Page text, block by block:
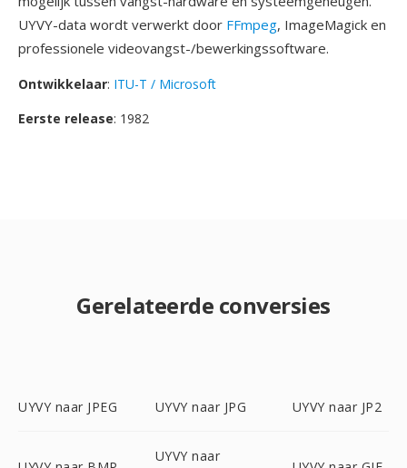
UYVY-data wordt verwerkt door FFmpeg, ImageMagick en
professionele videovangst-/bewerkingssoftware.
Ontwikkelaar: ITU-T / Microsoft
Eerste release: 1982
Gerelateerde conversies
UYVY naar JPEG UYVY naar JPG UYVY naar JP2
UYVY naar